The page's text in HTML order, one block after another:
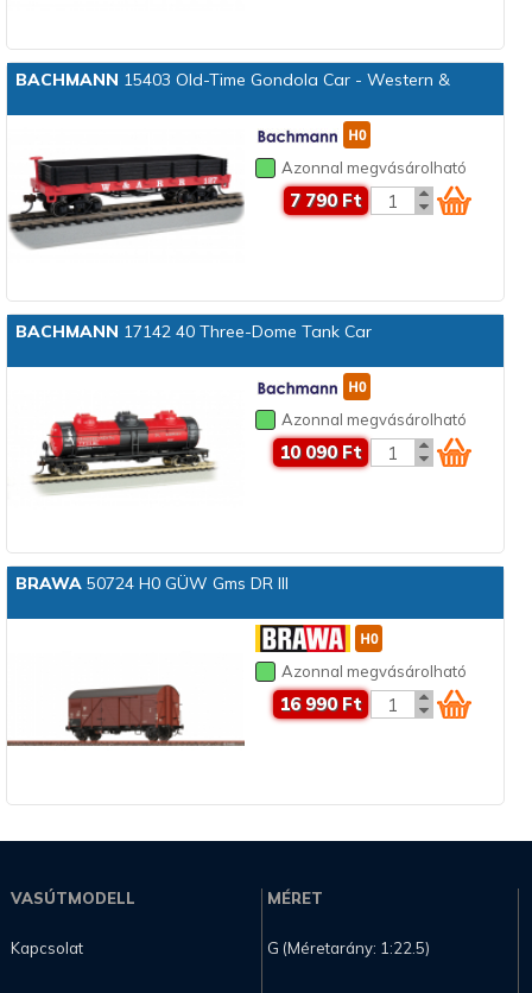
BACHMANN 15403 Old-Time Gondola Car - Western &
Azonnal megvásárolható
7 790 Ft
BACHMANN 17142 40 Three-Dome Tank Car
Azonnal megvásárolható
10 090 Ft
BRAWA50724 H0 GÜW Gms DR III
Azonnal megvásárolható
16 990 Ft
VASÚTMODELL
Kapcsolat
MÉRET
G (Méretarány: 1:22.5)